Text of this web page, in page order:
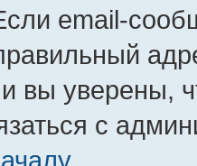
email-
вы уверены,
с